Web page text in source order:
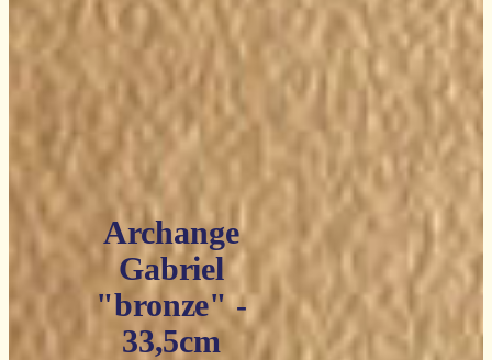
Archange
Gabriel
"bronze" -
33,5cm